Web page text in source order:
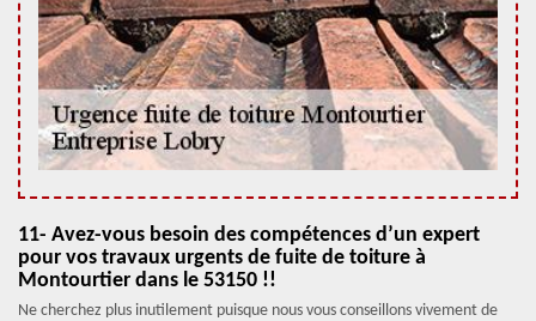
11- Avez-vous besoin des compétences d’un expert
pour vos travaux urgents de fuite de toiture à
Montourtier dans le 53150 !!
Ne cherchez plus inutilement puisque nous vous conseillons vivement de